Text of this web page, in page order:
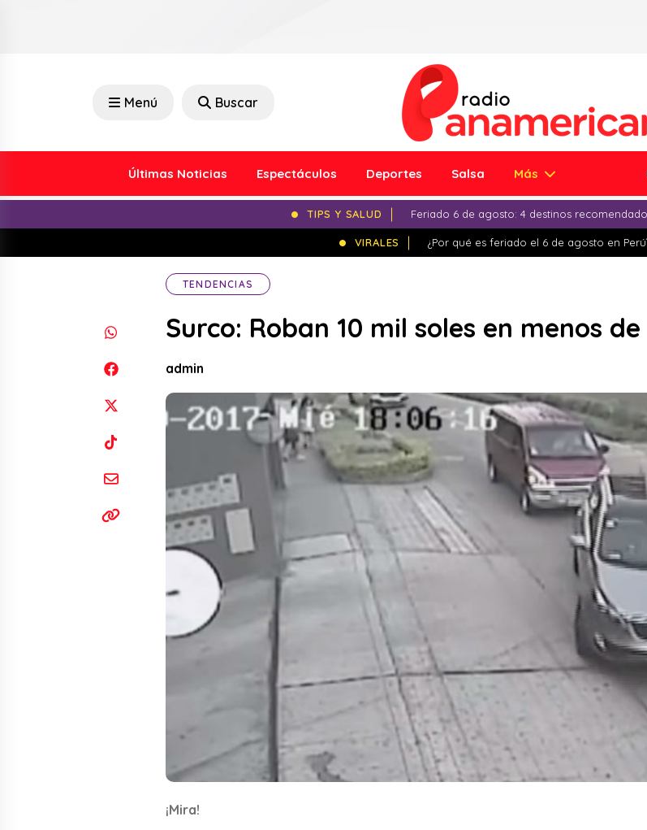
Menú Buscar
Últimas Noticias Espectáculos Deportes Salsa Más
TIPS Y SALUD Feriado 6 de agosto: 4 destinos
VIRALES ¿Por qué es feriado el 6 de agosto en
TENDENCIAS
Surco: Roban 10 mil soles en menos
admin
¡Mira!